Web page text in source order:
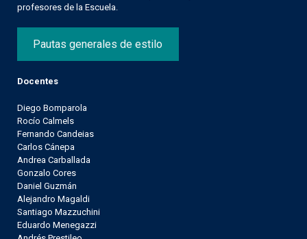
profesores de la Escuela.
Pautas generales de estilo
Docentes
Diego Bomparola
Rocío Calmels
Fernando Candeias
Carlos Cánepa
Andrea Carballada
Gonzalo Cores
Daniel Guzmán
Alejandro Magaldi
Santiago Mazzuchini
Eduardo Menegazzi